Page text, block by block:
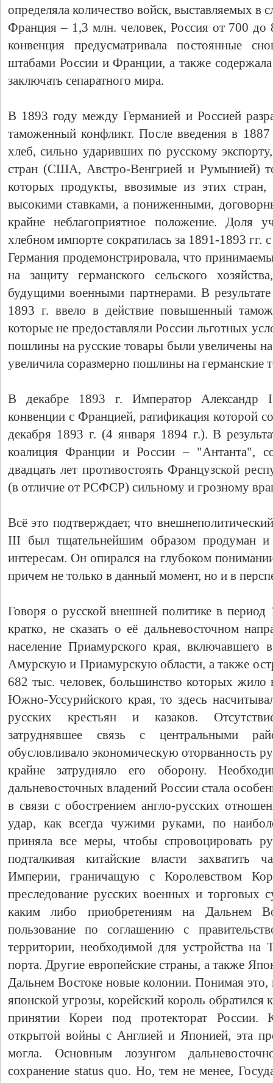
определяла количество войск, выставляемых в
Франция – 1,3 млн. человек, Россия от 700 до
конвенция предусматривала постоянные
штабами России и Франции, а также содержала
заключать сепаратного мира.
В 1893 году между Германией и Россией
таможенный конфликт. После введения в
хлеб, сильно ударивших по русскому
стран (США, Австро-Венгрией и Румынией)
которых продукты, ввозимые из этих стран,
высокими ставками, а пониженными,
крайне неблагоприятное положение. Доля
хлебном импорте сократилась за 1891-1893 гг.
Германия продемонстрировала, что
на защиту германского сельского
будущими военными партнерами. В результате
1893 г. ввело в действие повышенный
которые не предоставляли России льготных
пошлины на русские товары были увеличены
увеличила соразмерно пошлины на германские
В декабре 1893 г. Император Александр
конвенции с Францией, ратификация которой
декабря 1893 г. (4 января 1894 г.). В
коалиция Франции и России – "Антанта",
двадцать лет противостоять Французской
(в отличие от РСФСР) сильному и грозному
Всё это подтверждает, что
III был тщательнейшим образом продуман и
интересам. Он опирался на глубоком
причем не только в данный момент, но и в
Говоря о русской внешней политике в период
кратко, не сказать о её дальневосточном
население Приамурского края, включавшего
Амурскую и Приамурскую области, а также
682 тыс. человек, большинство которых жило
Южно-Уссурийского края, то здесь
русских крестьян и казаков.
затруднявшее связь с центральными
обусловливало экономическую оторванность
крайне затрудняло его оборону.
дальневосточных владений России стала
в связи с обострением англо-русских
удар, как всегда чужими руками, по
приняла все меры, чтобы спровоцировать
подталкивая китайские власти захватить
Империи, граничащую с Королевством
преследование русских военных и торговых
каким либо приобретениям на Дальнем
пользование по соглашению с
территории, необходимой для устройства на
порта. Другие европейские страны, а также
Дальнем Востоке новые колонии. Понимая это,
японской угрозы, корейский король
принятии Кореи под протекторат
открытой войны с Англией и Японией, эта
могла. Основным лозунгом
сохранение status quo. Но, тем не менее,